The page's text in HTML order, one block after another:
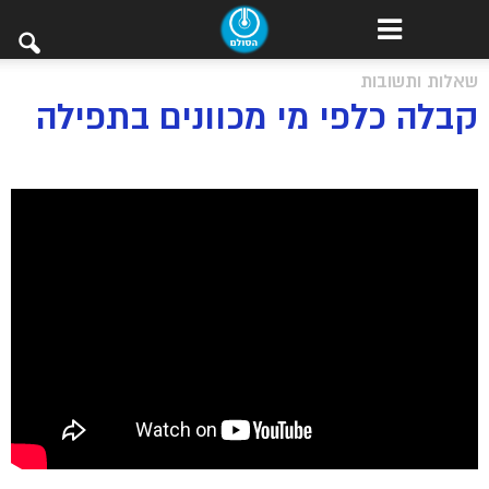
שאלות ותשובות
קבלה כלפי מי מכוונים בתפילה